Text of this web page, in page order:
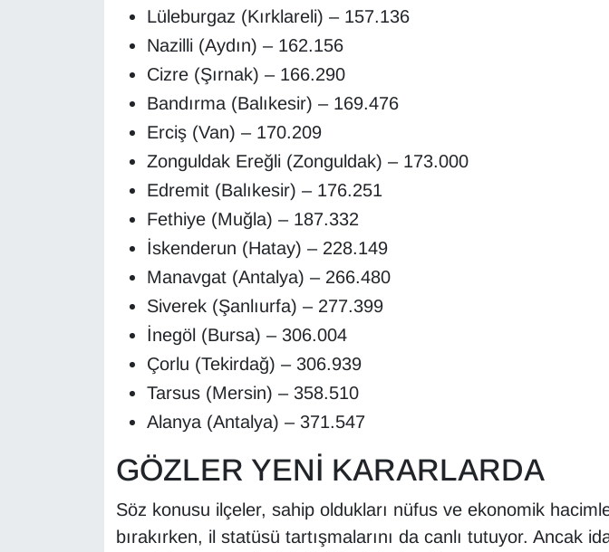
Lüleburgaz (Kırklareli) – 157.136
Nazilli (Aydın) – 162.156
Cizre (Şırnak) – 166.290
Bandırma (Balıkesir) – 169.476
Erciş (Van) – 170.209
Zonguldak Ereğli (Zonguldak) – 173.000
Edremit (Balıkesir) – 176.251
Fethiye (Muğla) – 187.332
İskenderun (Hatay) – 228.149
Manavgat (Antalya) – 266.480
Siverek (Şanlıurfa) – 277.399
İnegöl (Bursa) – 306.004
Çorlu (Tekirdağ) – 306.939
Tarsus (Mersin) – 358.510
Alanya (Antalya) – 371.547
GÖZLER YENİ KARARLARDA
Söz konusu ilçeler, sahip oldukları nüfus ve ekonomik
bırakırken, il statüsü tartışmalarını da canlı tutuyor. Ancak